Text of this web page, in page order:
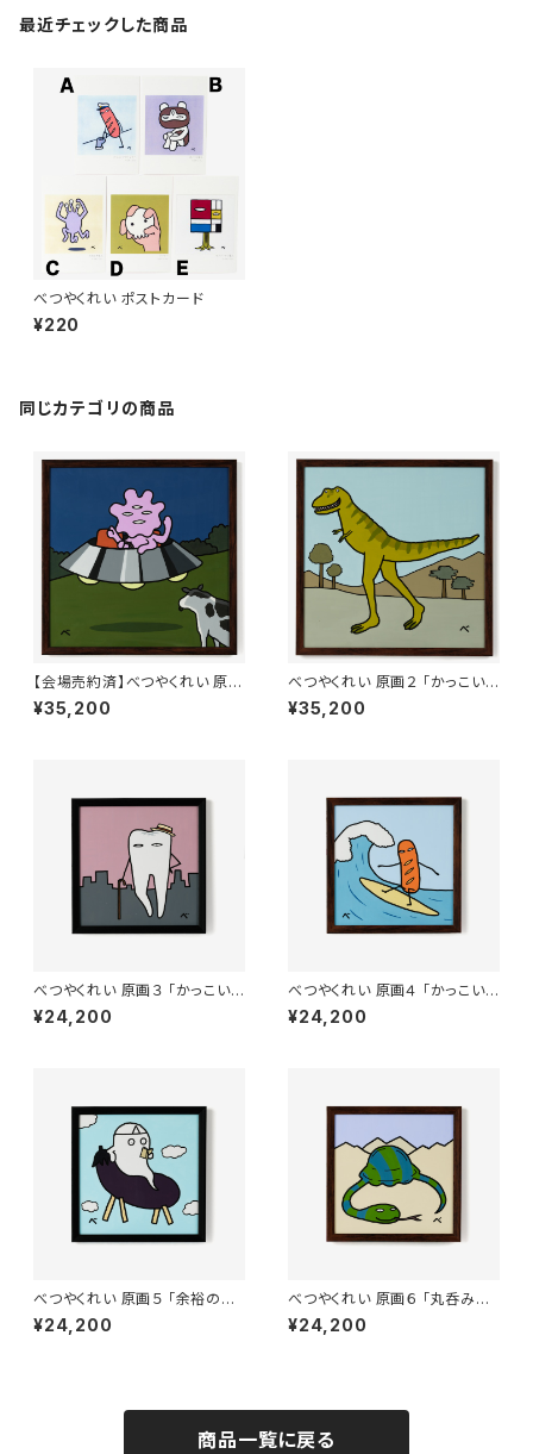
最近チェックした商品
べつやくれい ポストカード
¥220
同じカテゴリの商品
【会場売約済】べつやくれい 原画
１ 「かっこいいアブダクション」
額付き
¥35,200
べつやくれい 原画２ 「かっこいい
ティラノサウルス」 額付き
¥35,200
べつやくれい 原画３ 「かっこいい
歯」 額付き
¥24,200
べつやくれい 原画４ 「かっこいい
¥24,200
べつやくれい 原画５ 「余裕のご
先祖」 額付き
¥24,200
べつやくれい 原画６ 「丸呑みし
たヘビ」 額付き
¥24,200
商品一覧に戻る